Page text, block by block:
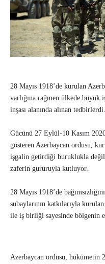
28 Mayıs 1918’de kurulan
varlığına rağmen ülkede büyük
inşası alanında alınan tedbirlerdi.
Gücünü 27 Eylül-10 Kasım
gösteren Azerbaycan ordusu,
işgalin getirdiği buruklukla değil
zaferin gururuyla kutluyor.
28 Mayıs 1918’de
subaylarının katkılarıyla
ile iş birliği sayesinde bölgenin
Azerbaycan ordusu, hükümetin